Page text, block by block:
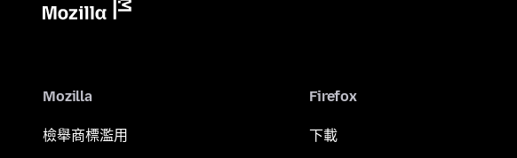
Mozilla
檢舉商標濫用
Firefox
下載